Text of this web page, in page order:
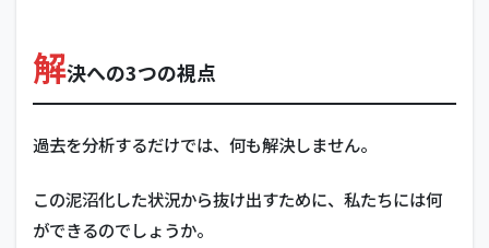
解決への3つの視点
過去を分析するだけでは、何も解決しません。
この泥沼化した状況から抜け出すために、私たちには何
ができるのでしょうか。